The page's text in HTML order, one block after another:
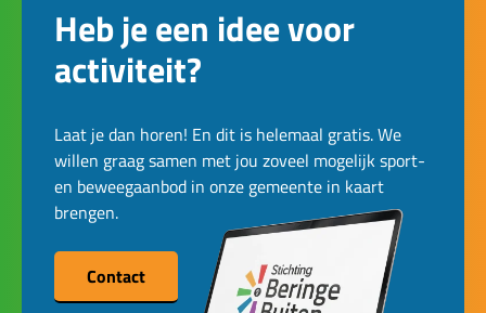
Heb je een idee voor
activiteit?
Laat je dan horen! En dit is helemaal gratis. We
willen graag samen met jou zoveel mogelijk sport-
en beweegaanbod in onze gemeente in kaart
brengen.
Contact